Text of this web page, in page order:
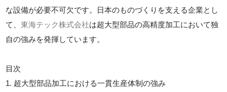
な設備が必要不可欠です。日本のものづくりを支える企業とし
て、東海テック株式会社は超大型部品の高精度加工において独
自の強みを発揮しています。
目次
1. 超大型部品加工における一貫生産体制の強み